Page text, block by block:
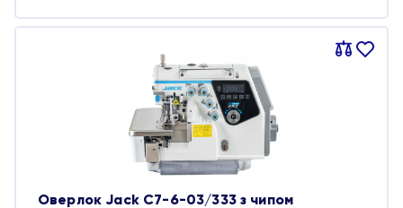
Порівняти
В
Оверлок Jack C7-6-03/333 з чипом